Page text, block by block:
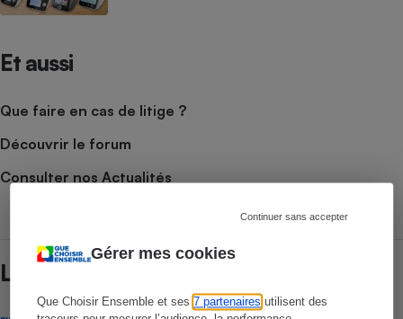
Gérer mes cookies
Que Choisir Ensemble et ses7 partenaires utilisent des
Continuer sans accepter
Et aussi
Que faire en cas de litige ?
Découvrir le forum
Consulter nos Actualités
Lire aussi